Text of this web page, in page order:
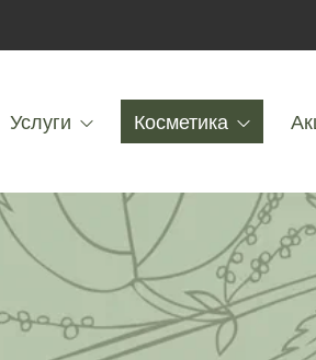
Услуги Косметика